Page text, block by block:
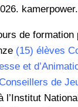
de formation
(15) élèves
et
de
l’Institut